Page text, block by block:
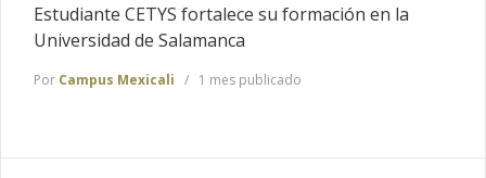
Estudiante CETYS fortalece su formación en la
Universidad de Salamanca
Por Campus Mexicali 1 mes publicado